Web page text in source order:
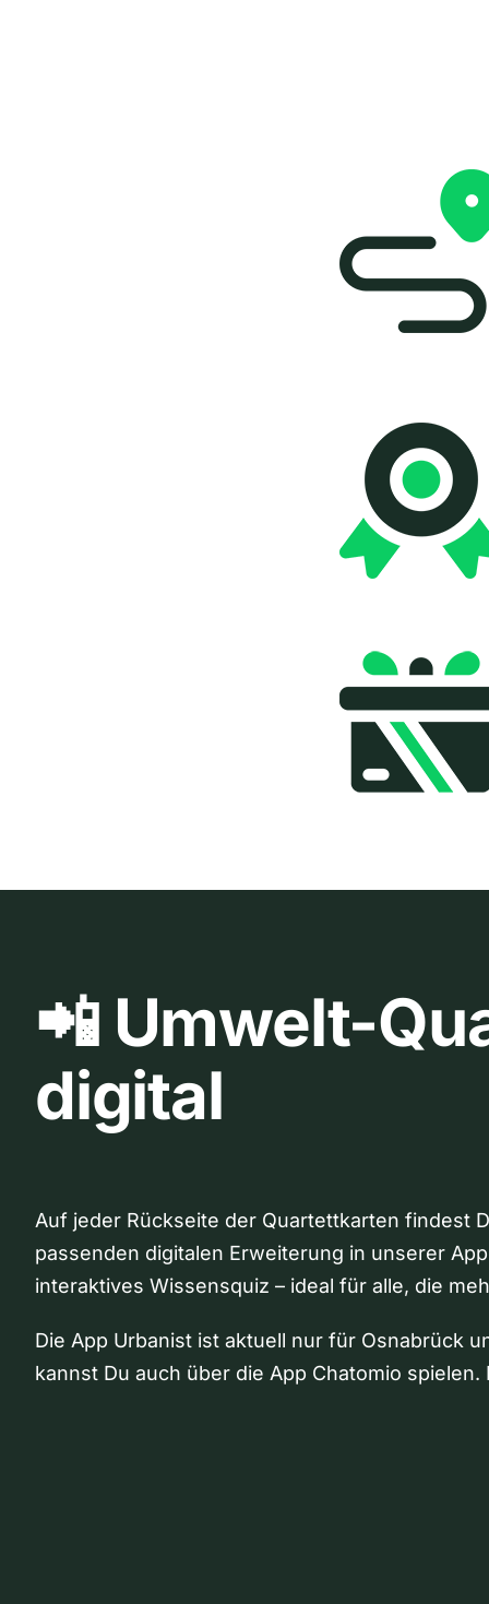
📲 Umwelt-
digital
Auf jeder Rückseite der Quartettkarten findest
passenden digitalen Erweiterung in unserer
interaktives Wissensquiz – ideal für alle, die
Die App Urbanist ist aktuell nur für Osnabrück
kannst Du auch über die App Chatomio